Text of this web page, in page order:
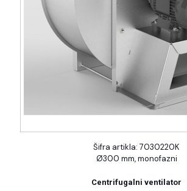
Šifra artikla: 7030220K
Ø300 mm, monofazni
Centrifugalni ventilator